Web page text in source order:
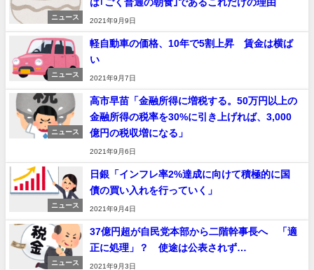
Powered by livedoor 相互RSS
ニュース
2021年9月9日
ニュース
軽自動車の価格、10年で5割上昇 賃金は横ば
い
2021年9月7日
ニュース
高市早苗「金融所得に増税する。50万円以上の
金融所得の税率を30%に引き上げれば、3,000
億円の税収増になる」
2021年9月6日
ニュース
日銀「インフレ率2%達成に向けて積極的に国
債の買い入れを行っていく」
2021年9月4日
ニュース
37億円超が自民党本部から二階幹事長へ 「適
正に処理」？ 使途は公表されず…
2021年9月3日